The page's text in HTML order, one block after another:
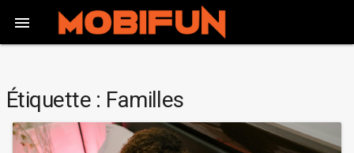

Étiquette : Familles